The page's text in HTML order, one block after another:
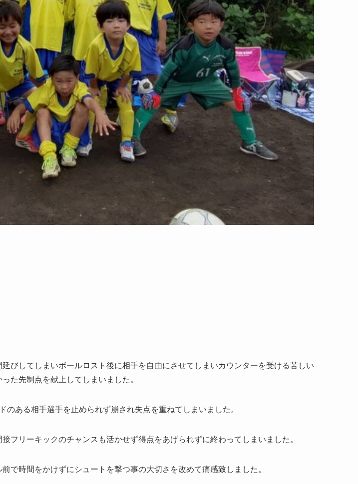
びしてしまいボールロスト後に相手を自由にさせてしまいカウンターを受ける苦しい
た先制点を献上してしまいました。
ある相手選手を止められず崩され失点を重ねてしまいました。
フリーキックのチャンスも活かせず得点をあげられずに終わってしまいました。
で時間をかけずにシュートを撃つ事の大切さを改めて痛感致しました。